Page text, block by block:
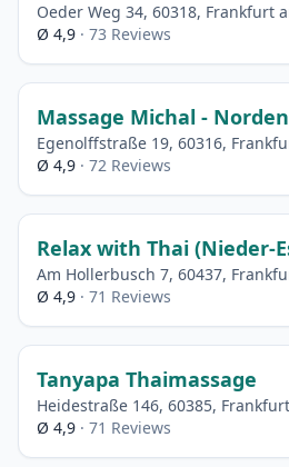
Oeder Weg 34, 60318, Frankfurt
Ø 4,9 · 73 Reviews
Massage Michal -
Egenolffstraße 19, 60316,
Ø 4,9 · 72 Reviews
Relax with Thai (Nieder-
Am Hollerbusch 7, 60437,
Ø 4,9 · 71 Reviews
Tanyapa Thaimassage
Heidestraße 146, 60385,
Ø 4,9 · 71 Reviews